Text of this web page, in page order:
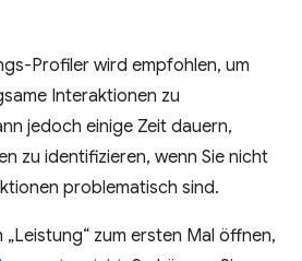
Profiler wird empfohlen, um
Interaktionen zu
jedoch einige Zeit dauern,
zu identifizieren, wenn Sie nicht
problematisch sind.
„Leistung“ zum ersten Mal öffnen,